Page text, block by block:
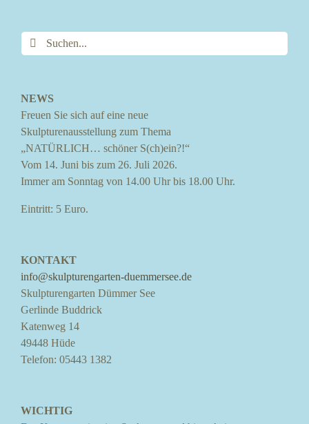
Suche
nach:
NEWS
Freuen Sie sich auf eine neue
Skulpturenausstellung zum Thema
„NATÜRLICH… schöner S(ch)ein?!“
Vom 14. Juni bis zum 26. Juli 2026.
Immer am Sonntag von 14.00 Uhr bis 18.00 Uhr.
Eintritt: 5 Euro.
KONTAKT
info@skulpturengarten-duemmersee.de
Skulpturengarten Dümmer See
Gerlinde Buddrick
Katenweg 14
49448 Hüde
Telefon: 05443 1382
WICHTIG